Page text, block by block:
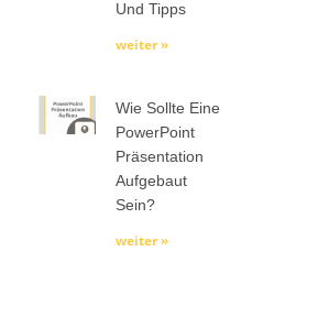
Und Tipps
weiter »
Wie Sollte Eine
PowerPoint
Präsentation
Aufgebaut
Sein?
weiter »